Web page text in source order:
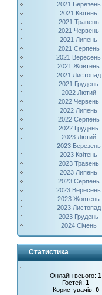
2021 Березень
2021 Квітень
2021 Травень
2021 Червень
2021 Липень
2021 Серпень
2021 Вересень
2021 Жовтень
2021 Листопад
2021 Грудень
2022 Лютий
2022 Червень
2022 Липень
2022 Серпень
2022 Грудень
2023 Лютий
2023 Березень
2023 Квітень
2023 Травень
2023 Липень
2023 Серпень
2023 Вересень
2023 Жовтень
2023 Листопад
2023 Грудень
2024 Січень
Статистика
Онлайн всього:1
Гостей:1
Користувачів: 0